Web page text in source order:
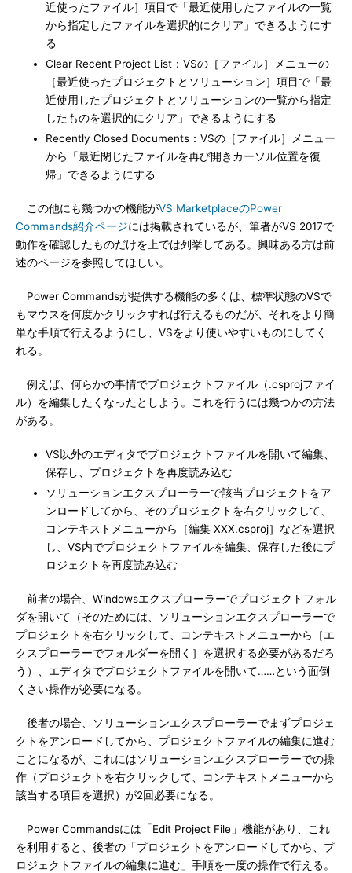
近使ったファイル］項目で「最近使用したファイルの一覧
から指定したファイルを選択的にクリア」できるようにす
る
Clear Recent Project List：VSの［ファイル］メニューの
［最近使ったプロジェクトとソリューション］項目で「最
近使用したプロジェクトとソリューションの一覧から指定
したものを選択的にクリア」できるようにする
Recently Closed Documents：VSの［ファイル］メニュー
から「最近閉じたファイルを再び開きカーソル位置を復
帰」できるようにする
この他にも幾つかの機能がVS MarketplaceのPower
Commands紹介ページには掲載されているが、筆者がVS 2017で
動作を確認したものだけを上では列挙してある。興味ある方は前
述のページを参照してほしい。
Power Commandsが提供する機能の多くは、標準状態のVSで
もマウスを何度かクリックすれば行えるものだが、それをより簡
単な手順で行えるようにし、VSをより使いやすいものにしてく
れる。
例えば、何らかの事情でプロジェクトファイル（.csprojファイ
ル）を編集したくなったとしよう。これを行うには幾つかの方法
がある。
VS以外のエディタでプロジェクトファイルを開いて編集、
保存し、プロジェクトを再度読み込む
ソリューションエクスプローラーで該当プロジェクトをア
ンロードしてから、そのプロジェクトを右クリックして、
コンテキストメニューから［編集 XXX.csproj］などを選択
し、VS内でプロジェクトファイルを編集、保存した後にプ
ロジェクトを再度読み込む
前者の場合、Windowsエクスプローラーでプロジェクトフォル
ダを開いて（そのためには、ソリューションエクスプローラーで
プロジェクトを右クリックして、コンテキストメニューから［エ
クスプローラーでフォルダーを開く］を選択する必要があるだろ
う）、エディタでプロジェクトファイルを開いて……という面倒
くさい操作が必要になる。
後者の場合、ソリューションエクスプローラーでまずプロジェ
クトをアンロードしてから、プロジェクトファイルの編集に進む
ことになるが、これにはソリューションエクスプローラーでの操
作（プロジェクトを右クリックして、コンテキストメニューから
該当する項目を選択）が2回必要になる。
Power Commandsには「Edit Project File」機能があり、これ
を利用すると、後者の「プロジェクトをアンロードしてから、プ
ロジェクトファイルの編集に進む」手順を一度の操作で行える。